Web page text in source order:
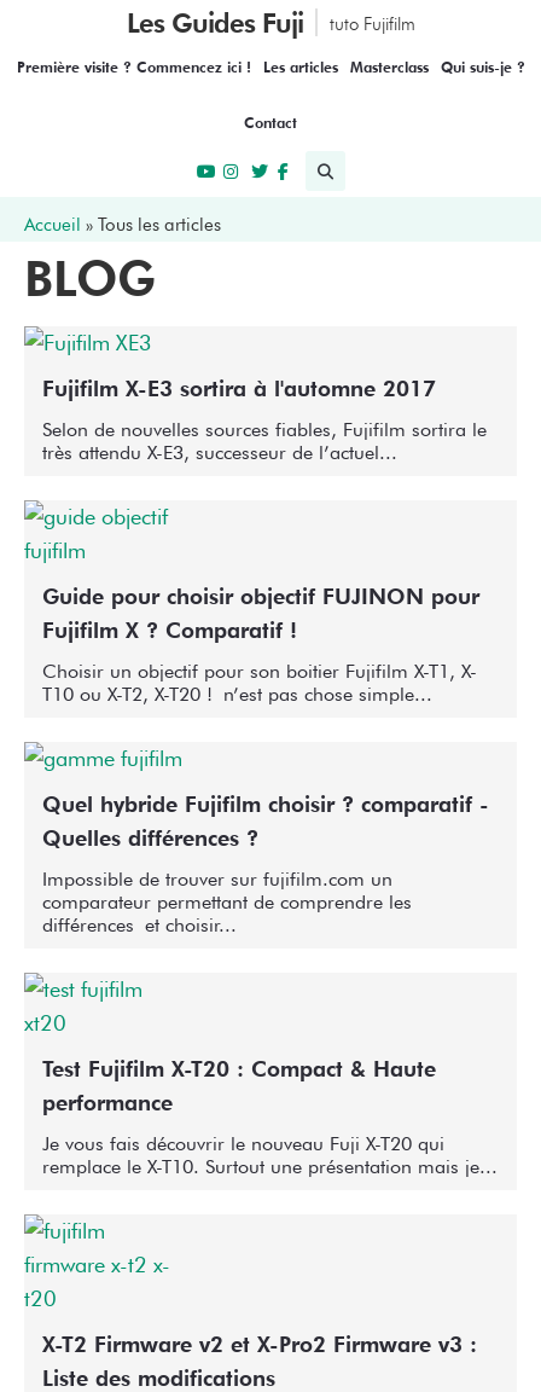
Les Guides Fuji tuto Fujifilm
Première visite ? Commencez ici ! Les articles Masterclass Qui suis-je ?
Contact
Accueil » Tous les articles
BLOG
Fujifilm X-E3 sortira à l'automne 2017
Selon de nouvelles sources fiables, Fujifilm sortira le
très attendu X-E3, successeur de l’actuel...
Guide pour choisir objectif FUJINON pour
Fujifilm X ? Comparatif !
Choisir un objectif pour son boitier Fujifilm X-T1, X-
T10 ou X-T2, X-T20 ! n’est pas chose simple...
Quel hybride Fujifilm choisir ? comparatif -
Quelles différences ?
Impossible de trouver sur fujifilm.com un
comparateur permettant de comprendre les
différences et choisir...
Test Fujifilm X-T20 : Compact & Haute
performance
Je vous fais découvrir le nouveau Fuji X-T20 qui
remplace le X-T10. Surtout une présentation mais je...
X-T2 Firmware v2 et X-Pro2 Firmware v3 :
Liste des modifications